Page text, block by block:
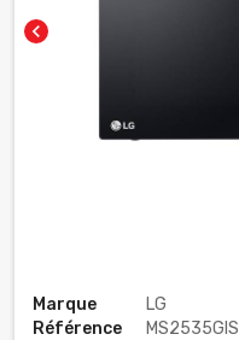
chevron_left
Marque
LG
Référence
MS2535GIS